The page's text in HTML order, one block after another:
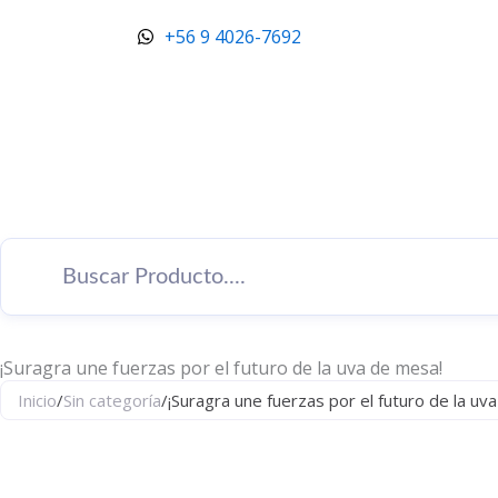
+56 9 4026-7692
¡Suragra une fuerzas por el futuro de la uva de mesa!
Inicio/Sin categoría/¡Suragra une fuerzas por el futuro de la